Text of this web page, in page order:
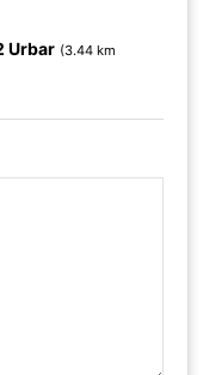
Urbar (3.44 km